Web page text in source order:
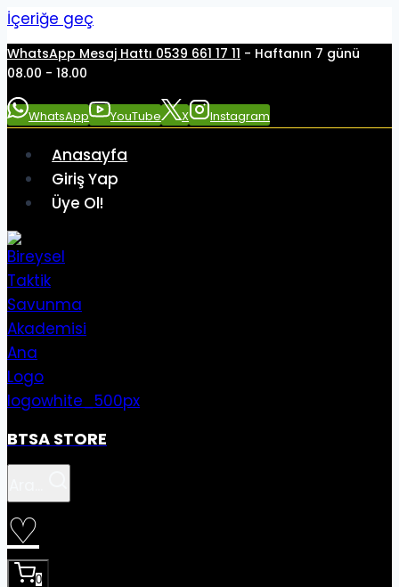
İçeriğe geç
WhatsApp Mesaj Hattı 0539 661 17 11 - Haftanın 7 günü
08.00 - 18.00
WhatsApp YouTube X Instagram
Anasayfa
Giriş Yap
Üye Ol!
BTSA STORE
♡
0